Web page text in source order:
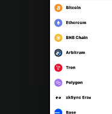
Português (Portugal)
Bahasa Indonesia